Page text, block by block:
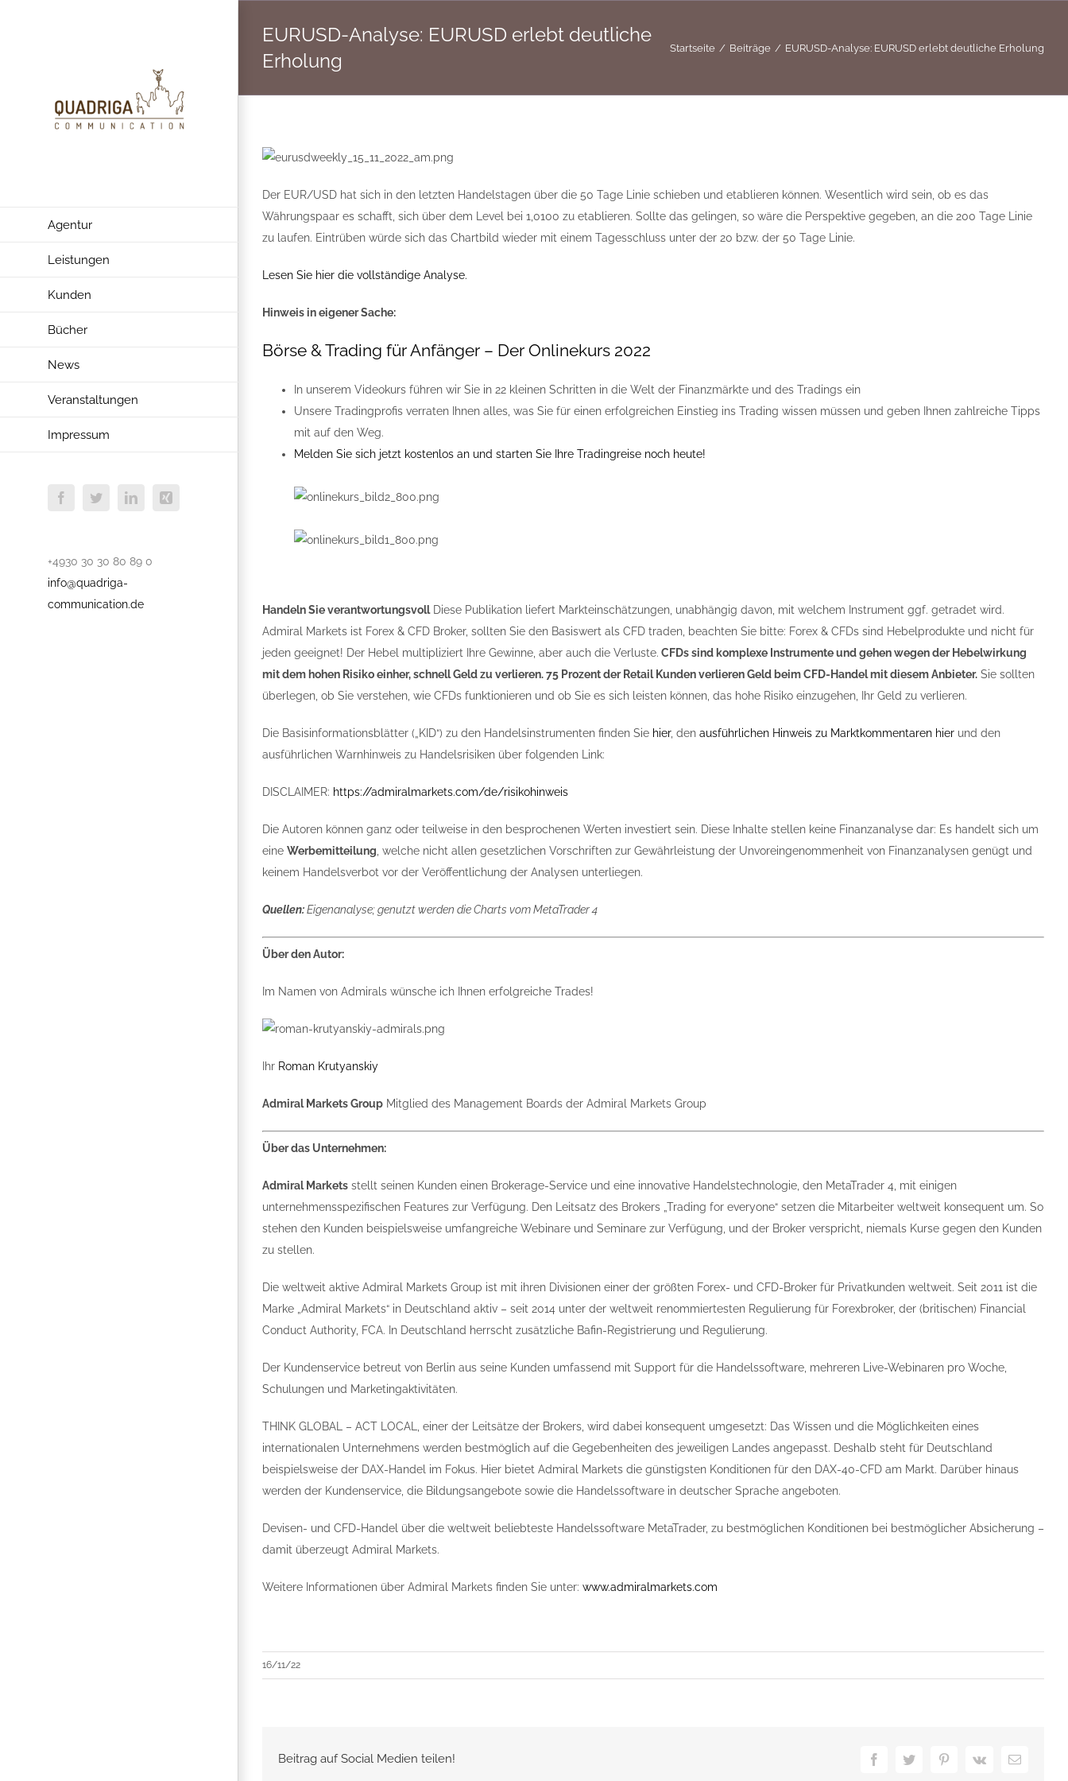
Agentur
Leistungen
Kunden
Bücher
News
Veranstaltungen
Impressum
FacebookTwitterLinkedInXing
+4930 30 30 80 89 0
info@quadriga-
communication.de
EURUSD-Analyse: EURUSD erlebt deutliche
Erholung
Startseite Beiträge EURUSD-Analyse: EURUSD erlebt deutliche Erholung
Der EUR/USD hat sich in den letzten Handelstagen über die 50 Tage Linie schieben und etablieren können. Wesentlich wird sein, ob es das
Währungspaar es schafft, sich über dem Level bei 1,0100 zu etablieren. Sollte das gelingen, so wäre die Perspektive gegeben, an die 200 Tage Linie
zu laufen. Eintrüben würde sich das Chartbild wieder mit einem Tagesschluss unter der 20 bzw. der 50 Tage Linie.
Lesen Sie hier die vollständige Analyse.
Hinweis in eigener Sache:
Börse & Trading für Anfänger – Der Onlinekurs 2022
In unserem Videokurs führen wir Sie in 22 kleinen Schritten in die Welt der Finanzmärkte und des Tradings ein
Unsere Tradingprofis verraten Ihnen alles, was Sie für einen erfolgreichen Einstieg ins Trading wissen müssen und geben Ihnen zahlreiche Tipps
mit auf den Weg.
Melden Sie sich jetzt kostenlos an und starten Sie Ihre Tradingreise noch heute!
Handeln Sie verantwortungsvollDiese Publikation liefert Markteinschätzungen, unabhängig davon, mit welchem Instrument ggf. getradet wird.
Admiral Markets ist Forex & CFD Broker, sollten Sie den Basiswert als CFD traden, beachten Sie bitte: Forex & CFDs sind Hebelprodukte und nicht für
jeden geeignet! Der Hebel multipliziert Ihre Gewinne, aber auch die Verluste. CFDs sind komplexe Instrumente und gehen wegen der Hebelwirkung
mit dem hohen Risiko einher, schnell Geld zu verlieren. 75 Prozent der Retail Kunden verlieren Geld beim CFD-Handel mit diesem Anbieter. Sie sollten
überlegen, ob Sie verstehen, wie CFDs funktionieren und ob Sie es sich leisten können, das hohe Risiko einzugehen, Ihr Geld zu verlieren.
Die Basisinformationsblätter („KID“) zu den Handelsinstrumenten finden Sie hier, den ausführlichen Hinweis zu Marktkommentaren hier und den
ausführlichen Warnhinweis zu Handelsrisiken über folgenden Link:
DISCLAIMER: https://admiralmarkets.com/de/risikohinweis
Die Autoren können ganz oder teilweise in den besprochenen Werten investiert sein. Diese Inhalte stellen keine Finanzanalyse dar: Es handelt sich um
eine Werbemitteilung , welche nicht allen gesetzlichen Vorschriften zur Gewährleistung der Unvoreingenommenheit von Finanzanalysen genügt und
keinem Handelsverbot vor der Veröffentlichung der Analysen unterliegen.
Quellen:Eigenanalyse; genutzt werden die Charts vom MetaTrader 4
Über den Autor:
Im Namen von Admirals wünsche ich Ihnen erfolgreiche Trades!
Ihr Roman Krutyanskiy
Admiral Markets Group Mitglied des Management Boards der Admiral Markets Group
Über das Unternehmen:
Admiral Markets stellt seinen Kunden einen Brokerage-Service und eine innovative Handelstechnologie, den MetaTrader 4, mit einigen
unternehmensspezifischen Features zur Verfügung. Den Leitsatz des Brokers „Trading for everyone“ setzen die Mitarbeiter weltweit konsequent um. So
stehen den Kunden beispielsweise umfangreiche Webinare und Seminare zur Verfügung, und der Broker verspricht, niemals Kurse gegen den Kunden
zu stellen.
Die weltweit aktive Admiral Markets Group ist mit ihren Divisionen einer der größten Forex- und CFD-Broker für Privatkunden weltweit. Seit 2011 ist die
Marke „Admiral Markets“ in Deutschland aktiv – seit 2014 unter der weltweit renommiertesten Regulierung für Forexbroker, der (britischen) Financial
Conduct Authority, FCA. In Deutschland herrscht zusätzliche Bafin-Registrierung und Regulierung.
Der Kundenservice betreut von Berlin aus seine Kunden umfassend mit Support für die Handelssoftware, mehreren Live-Webinaren pro Woche,
Schulungen und Marketingaktivitäten.
THINK GLOBAL – ACT LOCAL, einer der Leitsätze der Brokers, wird dabei konsequent umgesetzt: Das Wissen und die Möglichkeiten eines
internationalen Unternehmens werden bestmöglich auf die Gegebenheiten des jeweiligen Landes angepasst. Deshalb steht für Deutschland
beispielsweise der DAX-Handel im Fokus. Hier bietet Admiral Markets die günstigsten Konditionen für den DAX-40-CFD am Markt. Darüber hinaus
werden der Kundenservice, die Bildungsangebote sowie die Handelssoftware in deutscher Sprache angeboten.
Devisen- und CFD-Handel über die weltweit beliebteste Handelssoftware MetaTrader, zu bestmöglichen Konditionen bei bestmöglicher Absicherung –
damit überzeugt Admiral Markets.
Weitere Informationen über Admiral Markets finden Sie unter: www.admiralmarkets.com
16/11/22
Beitrag auf Social Medien teilen! FacebookTwitterPinterest
Vk
E-